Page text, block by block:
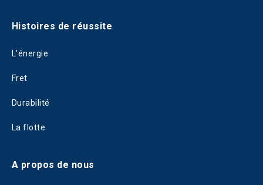
Histoires de réussite
L'énergie
Fret
Durabilité
La flotte
A propos de nous